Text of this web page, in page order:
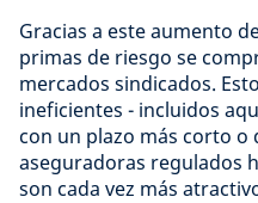
Gracias a este aumento
primas de riesgo se
mercados sindicados.
ineficientes - incluidos
con un plazo más corto o
aseguradoras regulados
son cada vez más